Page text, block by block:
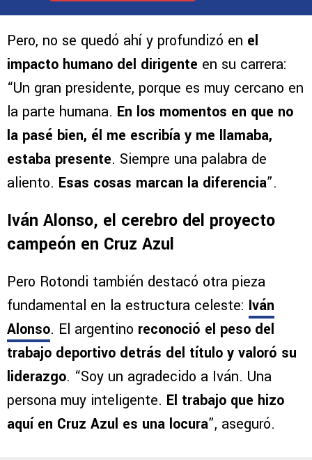
Pero, no se quedó ahí y profundizó en el
impacto humano del dirigente en su carrera:
“Un gran presidente, porque es muy cercano en
la parte humana. En los momentos en que no
la pasé bien, él me escribía y me llamaba,
estaba presente. Siempre una palabra de
aliento. Esas cosas marcan la diferencia”.
Iván Alonso, el cerebro del proyecto
campeón en Cruz Azul
Pero Rotondi también destacó otra pieza
fundamental en la estructura celeste: Iván
Alonso. El argentino reconoció el peso del
trabajo deportivo detrás del título y valoró su
liderazgo. “Soy un agradecido a Iván. Una
persona muy inteligente. El trabajo que hizo
aquí en Cruz Azul es una locura”, aseguró.